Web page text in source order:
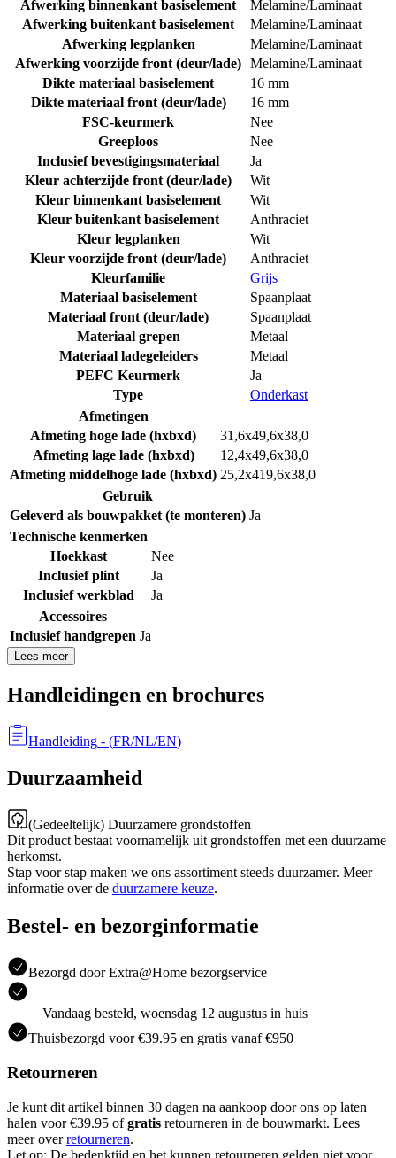
Afwerking binnenkant basiselement
Melamine/Laminaat
Afwerking buitenkant basiselement
Melamine/Laminaat
Afwerking legplanken
Melamine/Laminaat
Afwerking voorzijde front (deur/lade) Melamine/Laminaat
Dikte materiaal basiselement
16 mm
Dikte materiaal front (deur/lade)
16 mm
FSC-keurmerk
Nee
Greeploos
Nee
Inclusief bevestigingsmateriaal
Ja
Kleur achterzijde front (deur/lade)
Wit
Kleur binnenkant basiselement
Wit
Kleur buitenkant basiselement
Anthraciet
Kleur legplanken
Wit
Kleur voorzijde front (deur/lade)
Anthraciet
Kleurfamilie
Grijs
Materiaal basiselement
Spaanplaat
Materiaal front (deur/lade)
Spaanplaat
Materiaal grepen
Metaal
Materiaal ladegeleiders
Metaal
PEFC Keurmerk
Ja
Type
Onderkast
Afmetingen
Afmeting hoge lade (hxbxd)
31,6x49,6x38,0
Afmeting lage lade (hxbxd)
12,4x49,6x38,0
Afmeting middelhoge lade (hxbxd) 25,2x419,6x38,0
Gebruik
Geleverd als bouwpakket (te monteren) Ja
Technische kenmerken
Hoekkast
Nee
Inclusief plint
Ja
Inclusief werkblad
Ja
Accessoires
Inclusief handgrepen Ja
Lees meer
Handleidingen en brochures
Handleiding - (FR/NL/EN)
Duurzaamheid
(Gedeeltelijk) Duurzamere grondstoffen
Dit product bestaat voornamelijk uit grondstoffen met een duurzame
herkomst.
Stap voor stap maken we ons assortiment steeds duurzamer. Meer
informatie over de duurzamere keuze.
Bestel- en bezorginformatie
Bezorgd door Extra@Home bezorgservice
Vandaag besteld, woensdag 12 augustus in huis
Thuisbezorgd voor €39.95 en gratis vanaf €950
Retourneren
Je kunt dit artikel binnen 30 dagen na aankoop door ons op laten
halen voor €39.95 ofgratis retourneren in de bouwmarkt. Lees
meer overretourneren.
Let op: De bedenktijd en het kunnen retourneren gelden niet voor